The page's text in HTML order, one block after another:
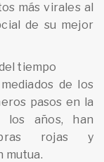
más virales al
de su mejor
tiempo
de los
pasos en la
los años, han
rojas y
mutua.